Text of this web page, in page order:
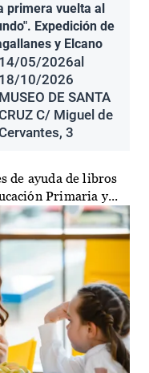
primera vuelta al
Expedición de
y Elcano
14/05/2026al
18/10/2026
MUSEO DE SANTA
C/ Miguel de
3
de ayuda de libros
Primaria y...